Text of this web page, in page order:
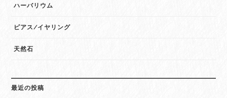
ハーバリウム
ピアス/イヤリング
天然石
最近の投稿